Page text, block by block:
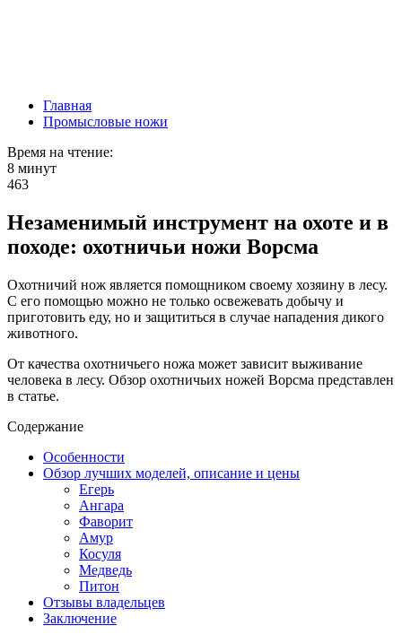
Главная
Промысловые ножи
Время на чтение:
8 минут
463
Незаменимый инструмент на охоте и в
походе: охотничьи ножи Ворсма
Охотничий нож является помощником своему хозяину в лесу.
С его помощью можно не только освежевать добычу и
приготовить еду, но и защититься в случае нападения дикого
животного.
От качества охотничьего ножа может зависит выживание
человека в лесу. Обзор охотничьих ножей Ворсма представлен
в статье.
Содержание
Особенности
Обзор лучших моделей, описание и цены
Егерь
Ангара
Фаворит
Амур
Косуля
Медведь
Питон
Отзывы владельцев
Заключение